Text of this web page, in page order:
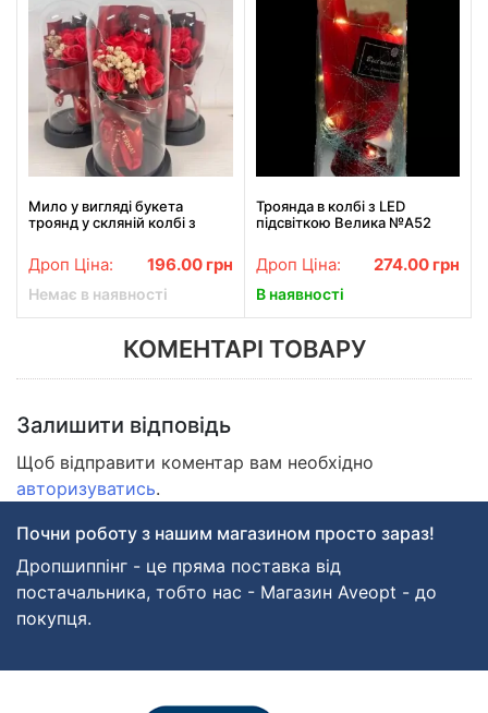
Мило у вигляді букета
троянд у скляній колбі з
Подарунковий набір
Червоний
Дроп Ціна: 196.00 грн
Немає в наявності
Троянда в колбі з LED
підсвіткою Велика №A52
Дроп Ціна: 274.00 грн
В наявності
КОМЕНТАРІ ТОВАРУ
Залишити відповідь
Щоб відправити коментар вам необхідно
авторизуватись.
Почни роботу з нашим магазином просто зараз!
Дропшиппінг - це пряма поставка від
постачальника, тобто нас - Магазин Aveopt - до
покупця.